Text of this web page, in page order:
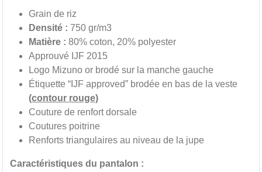
Grain de riz
Densité : 750 gr/m3
Matière : 80% coton, 20% polyester
Approuvé IJF 2015
Logo Mizuno or brodé sur la manche gauche
Étiquette “IJF approved” brodée en bas de la veste
(contour rouge)
Couture de renfort dorsale
Coutures poitrine
Renforts triangulaires au niveau de la jupe
Caractéristiques du pantalon :